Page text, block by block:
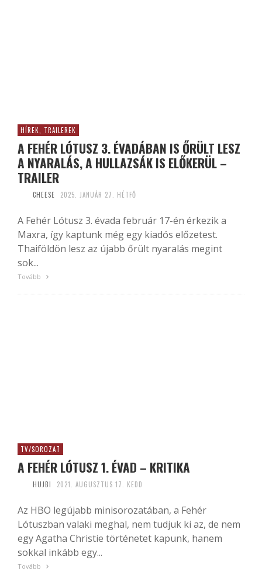
HÍREK, TRAILEREK
A FEHÉR LÓTUSZ 3. ÉVADÁBAN IS ŐRÜLT LESZ
A NYARALÁS, A HULLAZSÁK IS ELŐKERÜL –
TRAILER
CHEESE 2025. JANUÁR 27. HÉTFŐ
A Fehér Lótusz 3. évada február 17-én érkezik a
Maxra, így kaptunk még egy kiadós előzetest.
Thaiföldön lesz az újabb őrült nyaralás megint
sok...
Tovább
TV/SOROZAT
A FEHÉR LÓTUSZ 1. ÉVAD – KRITIKA
HUJBI 2021. AUGUSZTUS 17. KEDD
Az HBO legújabb minisorozatában, a Fehér
Lótuszban valaki meghal, nem tudjuk ki az, de nem
egy Agatha Christie történetet kapunk, hanem
sokkal inkább egy...
Tovább